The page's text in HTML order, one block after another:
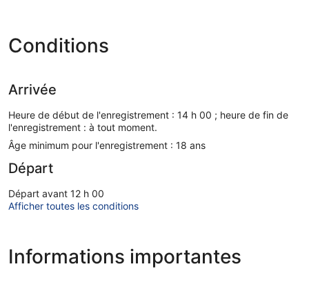
Conditions
Arrivée
Heure de début de l'enregistrement : 14 h 00 ; heure de fin de
l'enregistrement : à tout moment.
Âge minimum pour l'enregistrement : 18 ans
Départ
Départ avant 12 h 00
Afficher toutes les conditions
Informations importantes